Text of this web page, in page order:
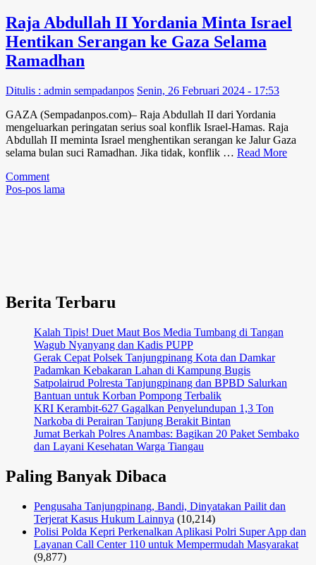
Suara
Guncang
Malaysia:
Migrant
CARE
Modus
Rekomendasikan
Perubahan
Raja Abdullah II Yordania Minta Israel
Hentikan Serangan ke Gaza Selama
Ramadhan
Ditulis : admin sempadanpos Senin, 26 Februari 2024 - 17:53
GAZA (Sempadanpos.com)– Raja Abdullah II dari Yordania
mengeluarkan peringatan serius soal konflik Israel-Hamas. Raja
Abdullah II meminta Israel menghentikan serangan ke Jalur Gaza
selama bulan suci Ramadhan. Jika tidak, konflik … Read More
Commenton
Raja
Gaza
Ramadhan
Navigasi
Pos-pos lama
Berita Terbaru
Kalah Tipis! Duet Maut Bos Media Tumbang di Tangan
Wagub Nyanyang dan Kadis PUPP
Gerak Cepat Polsek Tanjungpinang Kota dan Damkar
Padamkan Kebakaran Lahan di Kampung Bugis
Satpolairud Polresta Tanjungpinang dan BPBD Salurkan
Bantuan untuk Korban Pompong Terbalik
KRI Kerambit-627 Gagalkan Penyelundupan 1,3 Ton
Narkoba di Perairan Tanjung Berakit Bintan
Jumat Berkah Polres Anambas: Bagikan 20 Paket Sembako
dan Layani Kesehatan Warga Tiangau
Paling Banyak Dibaca
Pengusaha Tanjungpinang, Bandi, Dinyatakan Pailit dan
Terjerat Kasus Hukum Lainnya (10,214)
Polisi Polda Kepri Perkenalkan Aplikasi Polri Super App dan
Layanan Call Center 110 untuk Mempermudah Masyarakat
(9,877)